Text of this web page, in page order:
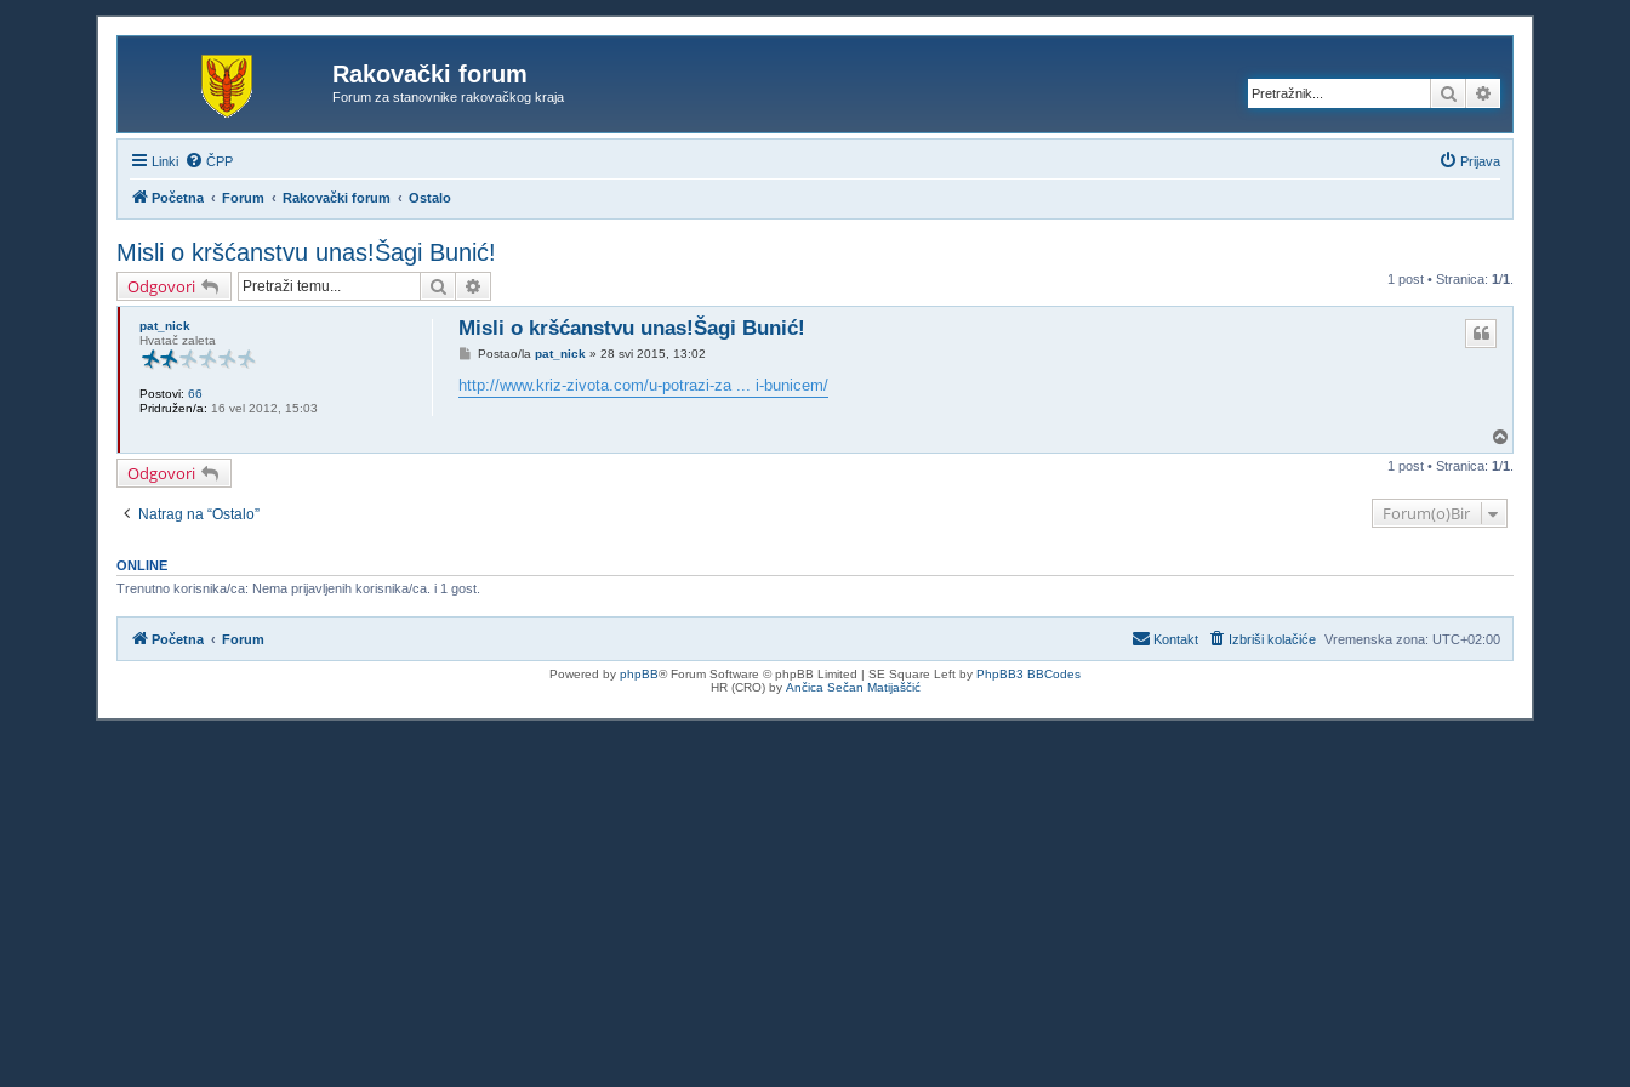
Rakovački forum
Forum za stanovnike rakovačkog kraja Pretražnik
Linki ČPP Prijava
Početna Forum Rakovački forum Ostalo
Misli o kršćanstvu unas!Šagi Bunić!
Odgovori Pretražnik 1 post • Stranica: 1/1
pat_nick
Hvatač zaleta
Postovi: 66
Pridružen/a: 16 vel 2012, 15:03
Misli o kršćanstvu unas!Šagi Bunić!
P
s
t
Postao/lapat_nick »28 svi 2015, 13:02
http://www.kriz-zivota.com/u-potrazi-za ... i-bunicem/
r
h
Odgovori 1 post • Stranica: 1/1
Natrag na “Ostalo” Forum(o)Bir
ONLINE
Trenutno korisnika/ca: Nema prijavljenih korisnika/ca. i 1 gost.
Početna Forum Vremenska zona: UTC+02:00
Izbriši kolačiće
Kontakt
Powered by phpBB® Forum Software © phpBB Limited | SE Square Left by PhpBB3 BBCodes
HR (CRO) by Ančica Sečan Matijaščić